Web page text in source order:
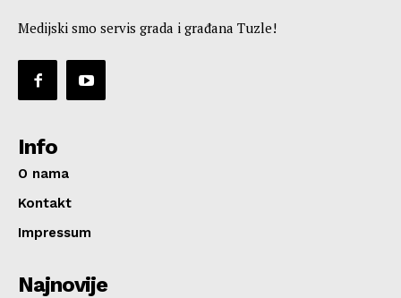
Medijski smo servis grada i građana Tuzle!
Info
O nama
Kontakt
Impressum
Najnovije